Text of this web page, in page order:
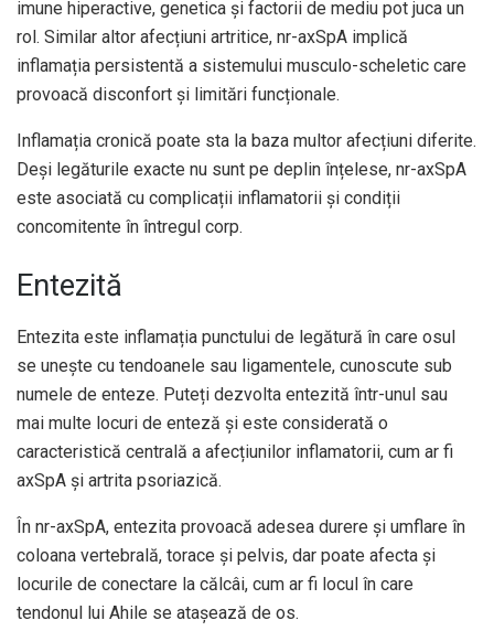
imune hiperactive, genetica și factorii de mediu pot juca un
rol. Similar altor afecțiuni artritice, nr-axSpA implică
inflamația persistentă a sistemului musculo-scheletic care
provoacă disconfort și limitări funcționale.
Inflamația cronică poate sta la baza multor afecțiuni diferite.
Deși legăturile exacte nu sunt pe deplin înțelese, nr-axSpA
este asociată cu complicații inflamatorii și condiții
concomitente în întregul corp.
Entezită
Entezita este inflamația punctului de legătură în care osul
se unește cu tendoanele sau ligamentele, cunoscute sub
numele de enteze. Puteți dezvolta entezită într-unul sau
mai multe locuri de enteză și este considerată o
caracteristică centrală a afecțiunilor inflamatorii, cum ar fi
axSpA și artrita psoriazică.
În nr-axSpA, entezita provoacă adesea durere și umflare în
coloana vertebrală, torace și pelvis, dar poate afecta și
locurile de conectare la călcâi, cum ar fi locul în care
tendonul lui Ahile se atașează de os.